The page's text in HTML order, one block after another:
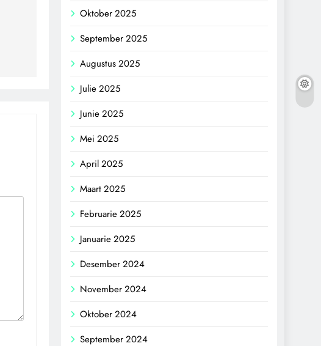
Oktober 2025
September 2025
Augustus 2025
Julie 2025
Junie 2025
Mei 2025
April 2025
Maart 2025
Februarie 2025
Januarie 2025
Desember 2024
November 2024
Oktober 2024
September 2024